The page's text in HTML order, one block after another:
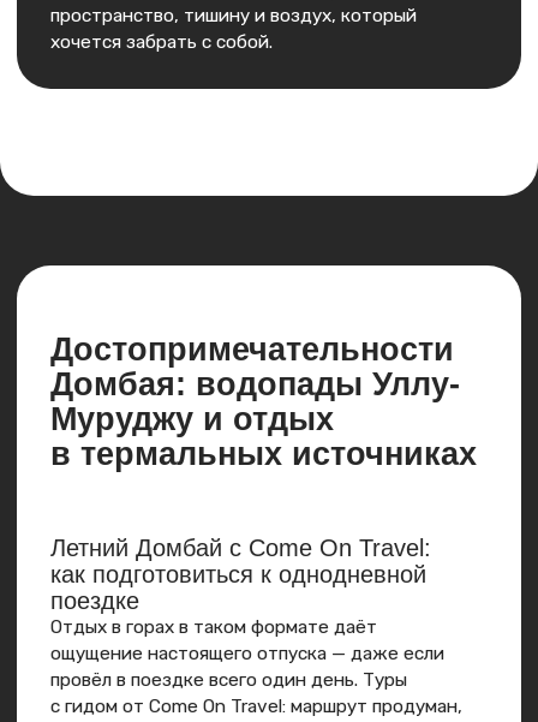
Посмотреть все авторские туры
Подарите близким
сертификат
на путешествие
Заказать сертификат
Эмоции — лучший подарок, создайте
близким море контента
и незабываемых эмоций!